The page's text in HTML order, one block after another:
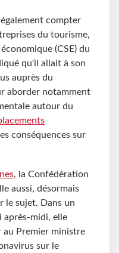
compter
du tourisme,
(CSE) du
qu'il allait à son
auprès du
aborder notamment
autour du
conséquences sur
, la Confédération
aussi, désormais
le sujet. Dans un
après-midi, elle
Premier ministre
sur le